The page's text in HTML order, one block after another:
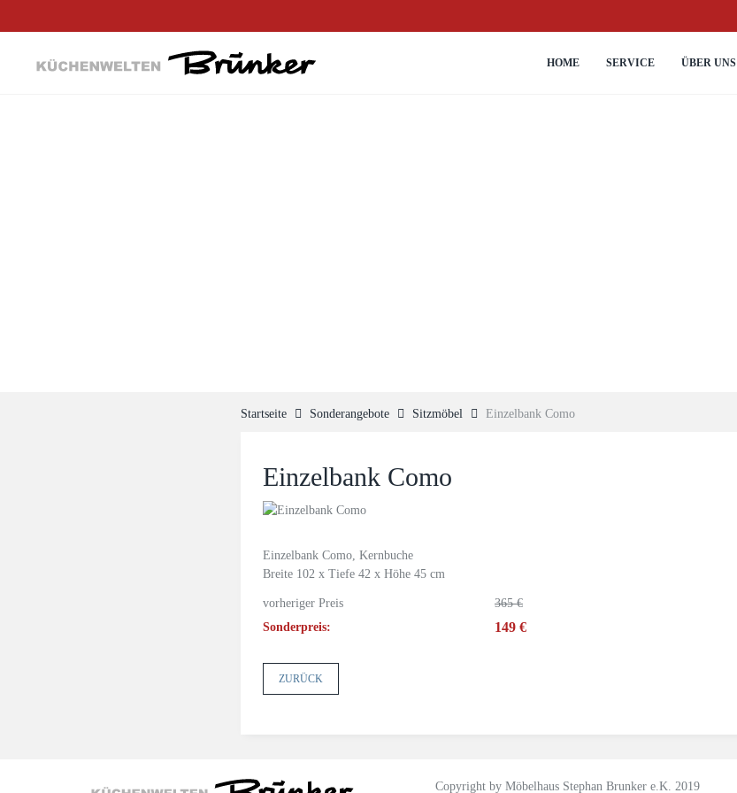
HOME SERVICE ÜBER UNS
Startseite Sonderangebote Sitzmöbel Einzelbank Como
Einzelbank Como
Einzelbank Como, Kernbuche
Breite 102 x Tiefe 42 x Höhe 45 cm
vorheriger Preis
365 €
Sonderpreis:
149 €
ZURÜCK
Copyright by Möbelhaus Stephan Brunker e.K. 2019